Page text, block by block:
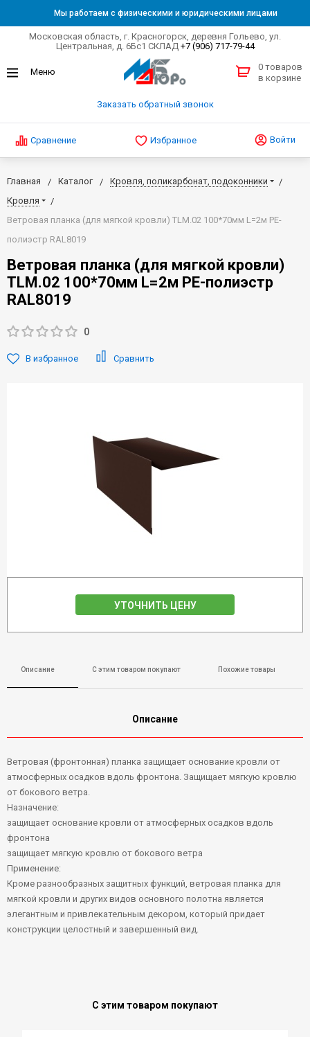
Мы работаем с физическими и юридическими лицами
Московская область, г. Красногорск, деревня Гольево, ул.
Центральная, д. 6Бс1 СКЛАД +7 (906) 717-79-44
Заказать обратный звонок
0 товаров
в корзине
Сравнение Избранное Войти
Главная Каталог
Кровля, поликарбонат, подоконники
Кровля
Ветровая планка (для мягкой кровли) TLM.02 100*70мм L=2м РЕ-
полиэстр RAL8019
Ветровая планка (для мягкой кровли)
TLM.02 100*70мм L=2м РЕ-полиэстр
RAL8019
0
В избранное Сравнить
УТОЧНИТЬ ЦЕНУ
Описание С этим товаром покупают Похожие товары
Описание
Ветровая (фронтонная) планка защищает основание кровли от
атмосферных осадков вдоль фронтона. Защищает мягкую кровлю
от бокового ветра.
Назначение:
защищает основание кровли от атмосферных осадков вдоль
фронтона
защищает мягкую кровлю от бокового ветра
Применение:
Кроме разнообразных защитных функций, ветровая планка для
мягкой кровли и других видов основного полотна является
элегантным и привлекательным декором, который придает
конструкции целостный и завершенный вид.
С этим товаром покупают